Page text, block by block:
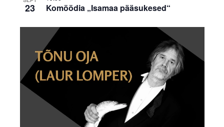
23 Komöödia „Isamaa pääsukesed“